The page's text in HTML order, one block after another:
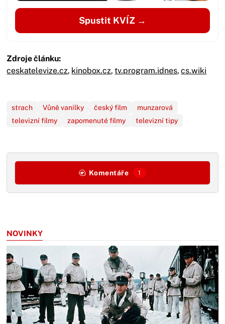
Spustit KVÍZ →
Zdroje článku:
ceskatelevize.cz, kinobox.cz, tv.program.idnes, cs.wiki
strach Vůně vanilky český film
munzarová
televizní filmy
zapomenuté filmy televizní tipy
Komentáře 1
NOVINKY